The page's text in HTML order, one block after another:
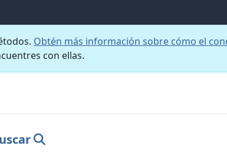
Obtén más información sobre cómo el
con ellas.